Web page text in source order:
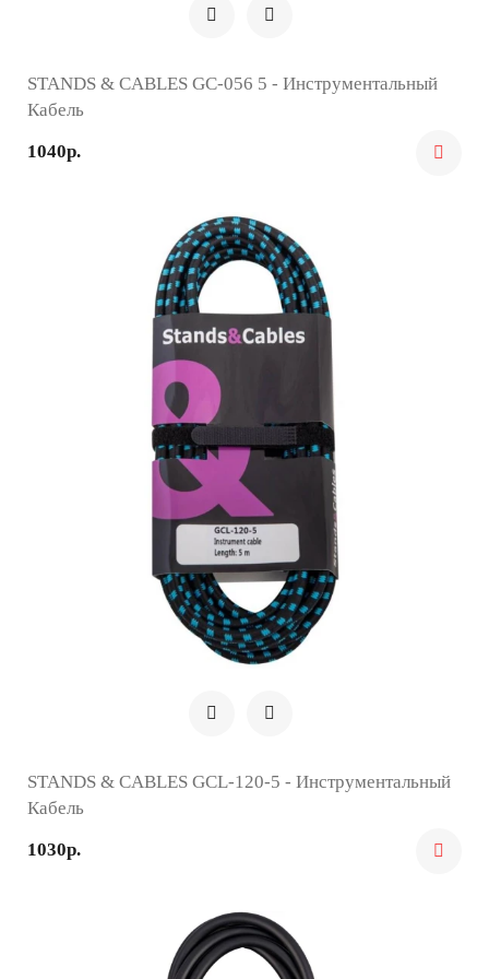
STANDS & CABLES GC-056 5 - Инструментальный
Кабель
1040р.
STANDS & CABLES GCL-120-5 - Инструментальный
Кабель
1030р.